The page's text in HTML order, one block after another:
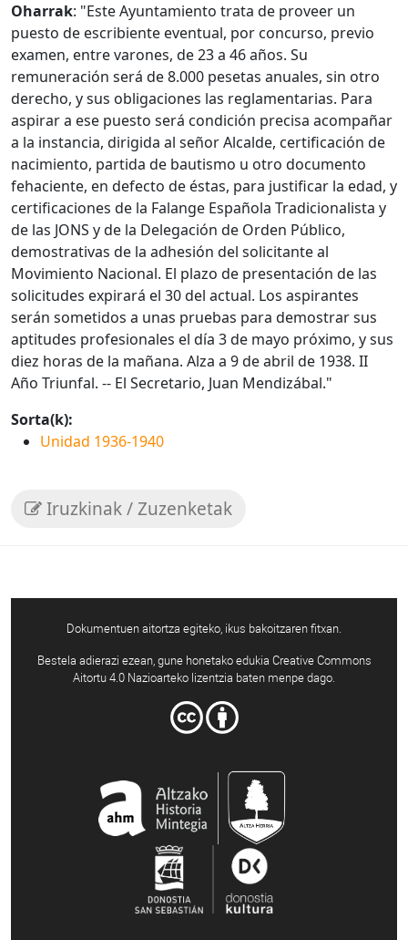
Oharrak: "Este Ayuntamiento trata de proveer un
puesto de escribiente eventual, por concurso, previo
examen, entre varones, de 23 a 46 años. Su
remuneración será de 8.000 pesetas anuales, sin otro
derecho, y sus obligaciones las reglamentarias. Para
aspirar a ese puesto será condición precisa acompañar
a la instancia, dirigida al señor Alcalde, certificación de
nacimiento, partida de bautismo u otro documento
fehaciente, en defecto de éstas, para justificar la edad, y
certificaciones de la Falange Española Tradicionalista y
de las JONS y de la Delegación de Orden Público,
demostrativas de la adhesión del solicitante al
Movimiento Nacional. El plazo de presentación de las
solicitudes expirará el 30 del actual. Los aspirantes
serán sometidos a unas pruebas para demostrar sus
aptitudes profesionales el día 3 de mayo próximo, y sus
diez horas de la mañana. Alza a 9 de abril de 1938. II
Año Triunfal. -- El Secretario, Juan Mendizábal."
Sorta(k):
Unidad 1936-1940
Iruzkinak / Zuzenketak
Dokumentuen aitortza egiteko, ikus bakoitzaren fitxan.
Bestela adierazi ezean, gune honetako edukia Creative Commons
Aitortu 4.0 Nazioarteko lizentzia baten menpe dago.